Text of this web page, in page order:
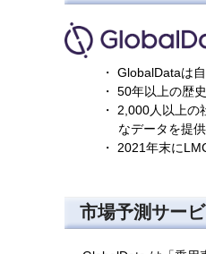
GlobalDataは
50年以上の歴
2,000人以上の
なデータを提
2021年末に
市場予測サー